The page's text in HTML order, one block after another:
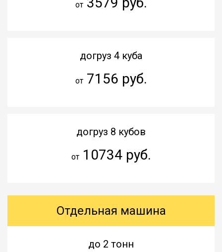
от
догруз 4 куба
от7156 руб.
догруз 8 кубов
от10734 руб.
Отдельная машина
до 2 тонн